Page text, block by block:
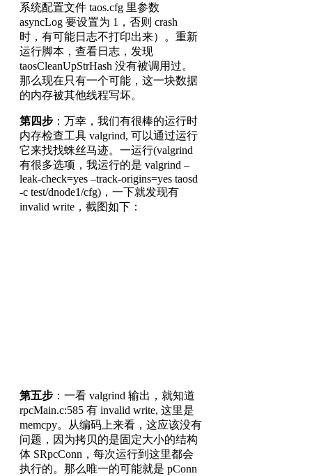
系统配置文件 taos.cfg 里参数
asyncLog 要设置为 1，否则 crash
时，有可能日志不打印出来）。重新
运行脚本，查看日志，发现
taosCleanUpStrHash 没有被调用过。
那么现在只有一个可能，这一块数据
的内存被其他线程写坏。
第四步 ：万幸，我们有很棒的运行时
内存检查工具 valgrind, 可以通过运行
它来找找蛛丝马迹。一运行(valgrind
有很多选项，我运行的是 valgrind –
leak-check=yes –track-origins=yes taosd
-c test/dnode1/cfg)，一下就发现有
invalid write，截图如下：
第五步 ：一看 valgrind 输出，就知道
rpcMain.c:585 有 invalid write, 这里是
memcpy。从编码上来看，这应该没有
问题，因为拷贝的是固定大小的结构
体 SRpcConn，每次运行到这里都会
执行的。那么唯一的可能就是 pConn